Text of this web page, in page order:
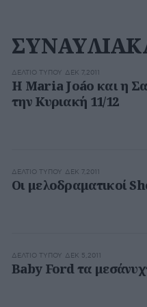
ΔΕΛΤΊΟ ΤΎΠΟΥ ΔΕΚ 7,2011
Η Maria Joáo και η
την Κυριακή 11/12
ΔΕΛΤΊΟ ΤΎΠΟΥ ΔΕΚ 7,2011
Οι μελοδραματικοί
ΔΕΛΤΊΟ ΤΎΠΟΥ ΔΕΚ 5,2011
Baby Ford τα